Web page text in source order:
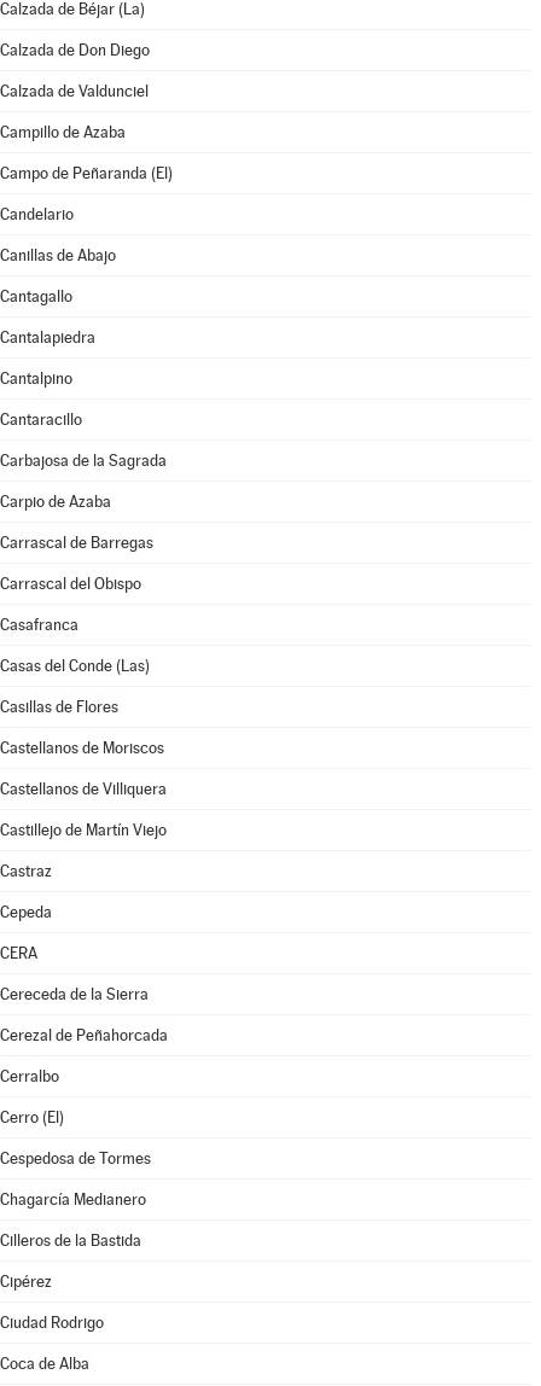
Calzada de Béjar (La)
Calzada de Don Diego
Calzada de Valdunciel
Campillo de Azaba
Campo de Peñaranda (El)
Candelario
Canillas de Abajo
Cantagallo
Cantalapiedra
Cantalpino
Cantaracillo
Carbajosa de la Sagrada
Carpio de Azaba
Carrascal de Barregas
Carrascal del Obispo
Casafranca
Casas del Conde (Las)
Casillas de Flores
Castellanos de Moriscos
Castellanos de Villiquera
Castillejo de Martín Viejo
Castraz
Cepeda
CERA
Cereceda de la Sierra
Cerezal de Peñahorcada
Cerralbo
Cerro (El)
Cespedosa de Tormes
Chagarcía Medianero
Cilleros de la Bastida
Cipérez
Ciudad Rodrigo
Coca de Alba